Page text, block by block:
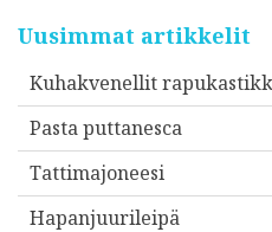
Uusimmat artikkelit
Kuhakvenellit
Pasta puttanesca
Tattimajoneesi
Hapanjuurileipä